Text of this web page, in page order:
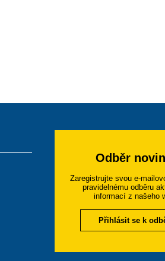
Odběr
Zaregistrujte svou e-
pravidelnému odběru
informací z našeho
Přihlásit se k